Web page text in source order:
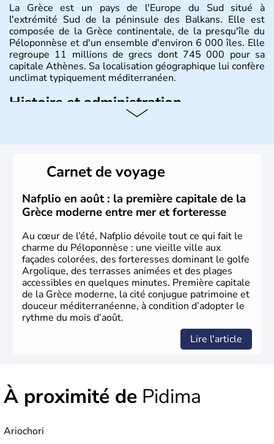
La Grèce est un pays de l'Europe du Sud situé à
l'extrémité Sud de la péninsule des Balkans. Elle est
composée de la Grèce continentale, de la presqu'île du
Péloponnèse et d'un ensemble d'environ 6 000 îles. Elle
regroupe 11 millions de grecs dont 745 000 pour sa
capitale Athènes. Sa localisation géographique lui confère
unclimat typiquement méditerranéen.
Histoire et administration
l'invention des Jeux Olympiques en 776 avant J.C. Le 25
mars 1820 sonne le début de la Guerre d'indépendance,
aujourd'hui date de la fête nationale grecque. La Grèce
est définitivement reconnue comme état indépendant à
partir de 1830.
Carnet de voyage
Nafplio en août : la première capitale de la
Grèce moderne entre mer et forteresse
Au cœur de l’été, Nafplio dévoile tout ce qui fait le
charme du Péloponnèse : une vieille ville aux
façades colorées, des forteresses dominant le golfe
Argolique, des terrasses animées et des plages
accessibles en quelques minutes. Première capitale
de la Grèce moderne, la cité conjugue patrimoine et
douceur méditerranéenne, à condition d’adopter le
rythme du mois d’août.
Lire l'article
À proximité de Pidima
Ariochori